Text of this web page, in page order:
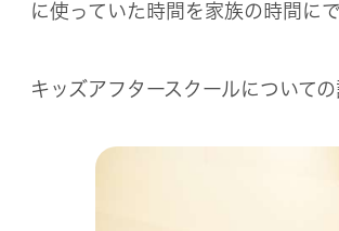
に使っていた時間を家族の時間に
キッズアフタースクールについて